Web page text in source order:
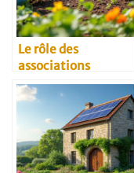
Le rôle des
associations
environnementales
dans l’agriculture